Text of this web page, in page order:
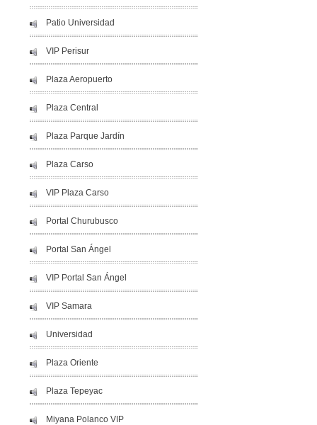
Patio Universidad
VIP Perisur
Plaza Aeropuerto
Plaza Central
Plaza Parque Jardín
Plaza Carso
VIP Plaza Carso
Portal Churubusco
Portal San Ángel
VIP Portal San Ángel
VIP Samara
Universidad
Plaza Oriente
Plaza Tepeyac
Miyana Polanco VIP